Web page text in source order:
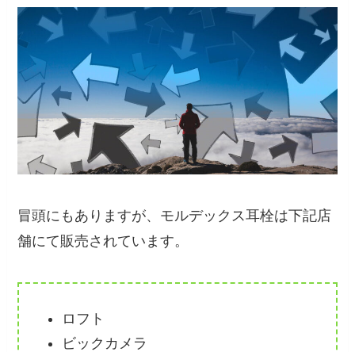
冒頭にもありますが、モルデックス耳栓は下記店
舗にて販売されています。
ロフト
ビックカメラ